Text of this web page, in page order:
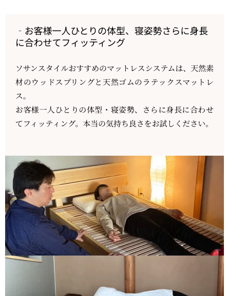
お客様一人ひとりの体型、寝姿勢さらに身長
に合わせてフィッティング
ソサンスタイルおすすめのマットレスシステムは、天然素
材のウッドスプリングと天然ゴムのラテックスマットレ
ス。
お客様一人ひとりの体型・寝姿勢、さらに身長に合わせ
てフィッティング。本当の気持ち良さをお試しください。